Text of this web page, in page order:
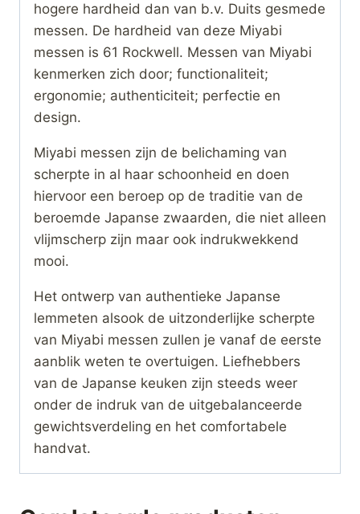
hogere hardheid dan van b.v. Duits gesmede
messen. De hardheid van deze Miyabi
messen is 61 Rockwell. Messen van Miyabi
kenmerken zich door; functionaliteit;
ergonomie; authenticiteit; perfectie en
design.
Miyabi messen zijn de belichaming van
scherpte in al haar schoonheid en doen
hiervoor een beroep op de traditie van de
beroemde Japanse zwaarden, die niet alleen
vlijmscherp zijn maar ook indrukwekkend
mooi.
Het ontwerp van authentieke Japanse
lemmeten alsook de uitzonderlijke scherpte
van Miyabi messen zullen je vanaf de eerste
aanblik weten te overtuigen. Liefhebbers
van de Japanse keuken zijn steeds weer
onder de indruk van de uitgebalanceerde
gewichtsverdeling en het comfortabele
handvat.